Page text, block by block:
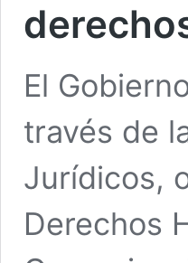
El
través de
Jurídicos,
Derechos